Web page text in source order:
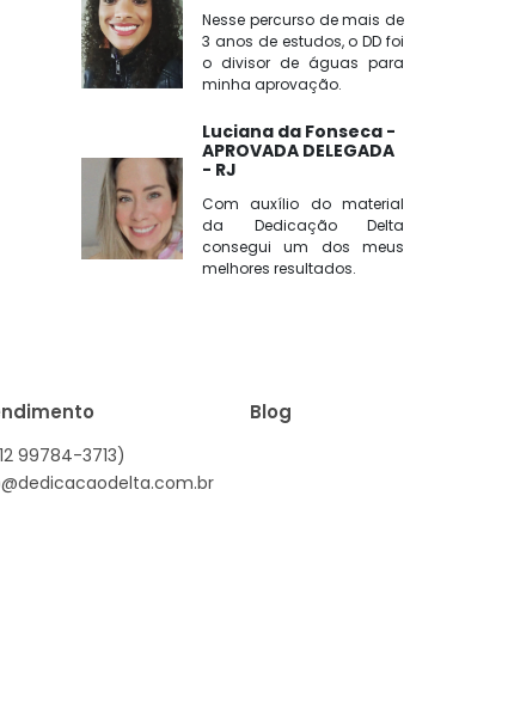
Nesse percurso de mais de
3 anos de estudos, o DD foi
o divisor de águas para
minha aprovação.
Luciana da Fonseca -
APROVADA DELEGADA
- RJ
Com auxílio do material
da Dedicação Delta
consegui um dos meus
melhores resultados.
99784-3713)
Blog